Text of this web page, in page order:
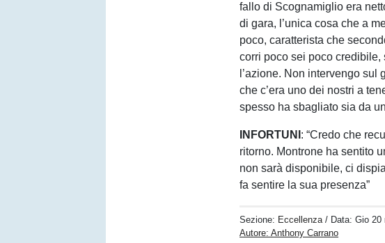
fallo di Scognamiglio era
di gara, l’unica cosa che a
poco, caratterista che
corri poco sei poco
l’azione. Non intervengo
che c’era uno dei nostri a
spesso ha sbagliato sia da
INFORTUNI : “Credo che
ritorno. Montrone ha sentito
non sarà disponibile, ci
fa sentire la sua presenza”
Sezione: Eccellenza / Data:Gio 20
Autore: Anthony Carrano